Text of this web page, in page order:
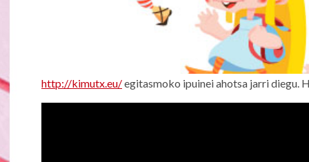
http://kimutx.eu/egitasmoko ipuinei ahotsa jarri diegu.